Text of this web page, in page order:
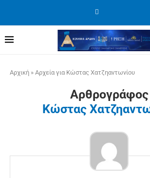
Αρχική » Αρχεία για Κώστας Χατζηαντωνίου
Αρθρογράφος
Κώστας